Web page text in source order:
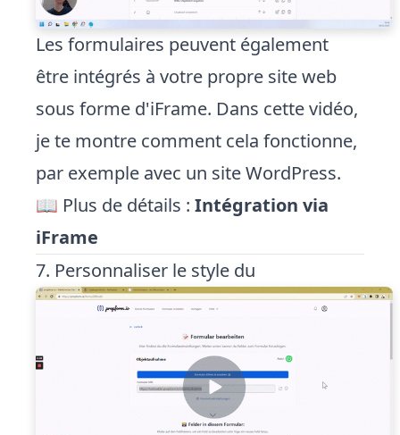
Les formulaires peuvent également
être intégrés à votre propre site web
sous forme d'iFrame. Dans cette vidéo,
je te montre comment cela fonctionne,
par exemple avec un site WordPress.
📖 Plus de détails : Intégration via
iFrame
7. Personnaliser le style du